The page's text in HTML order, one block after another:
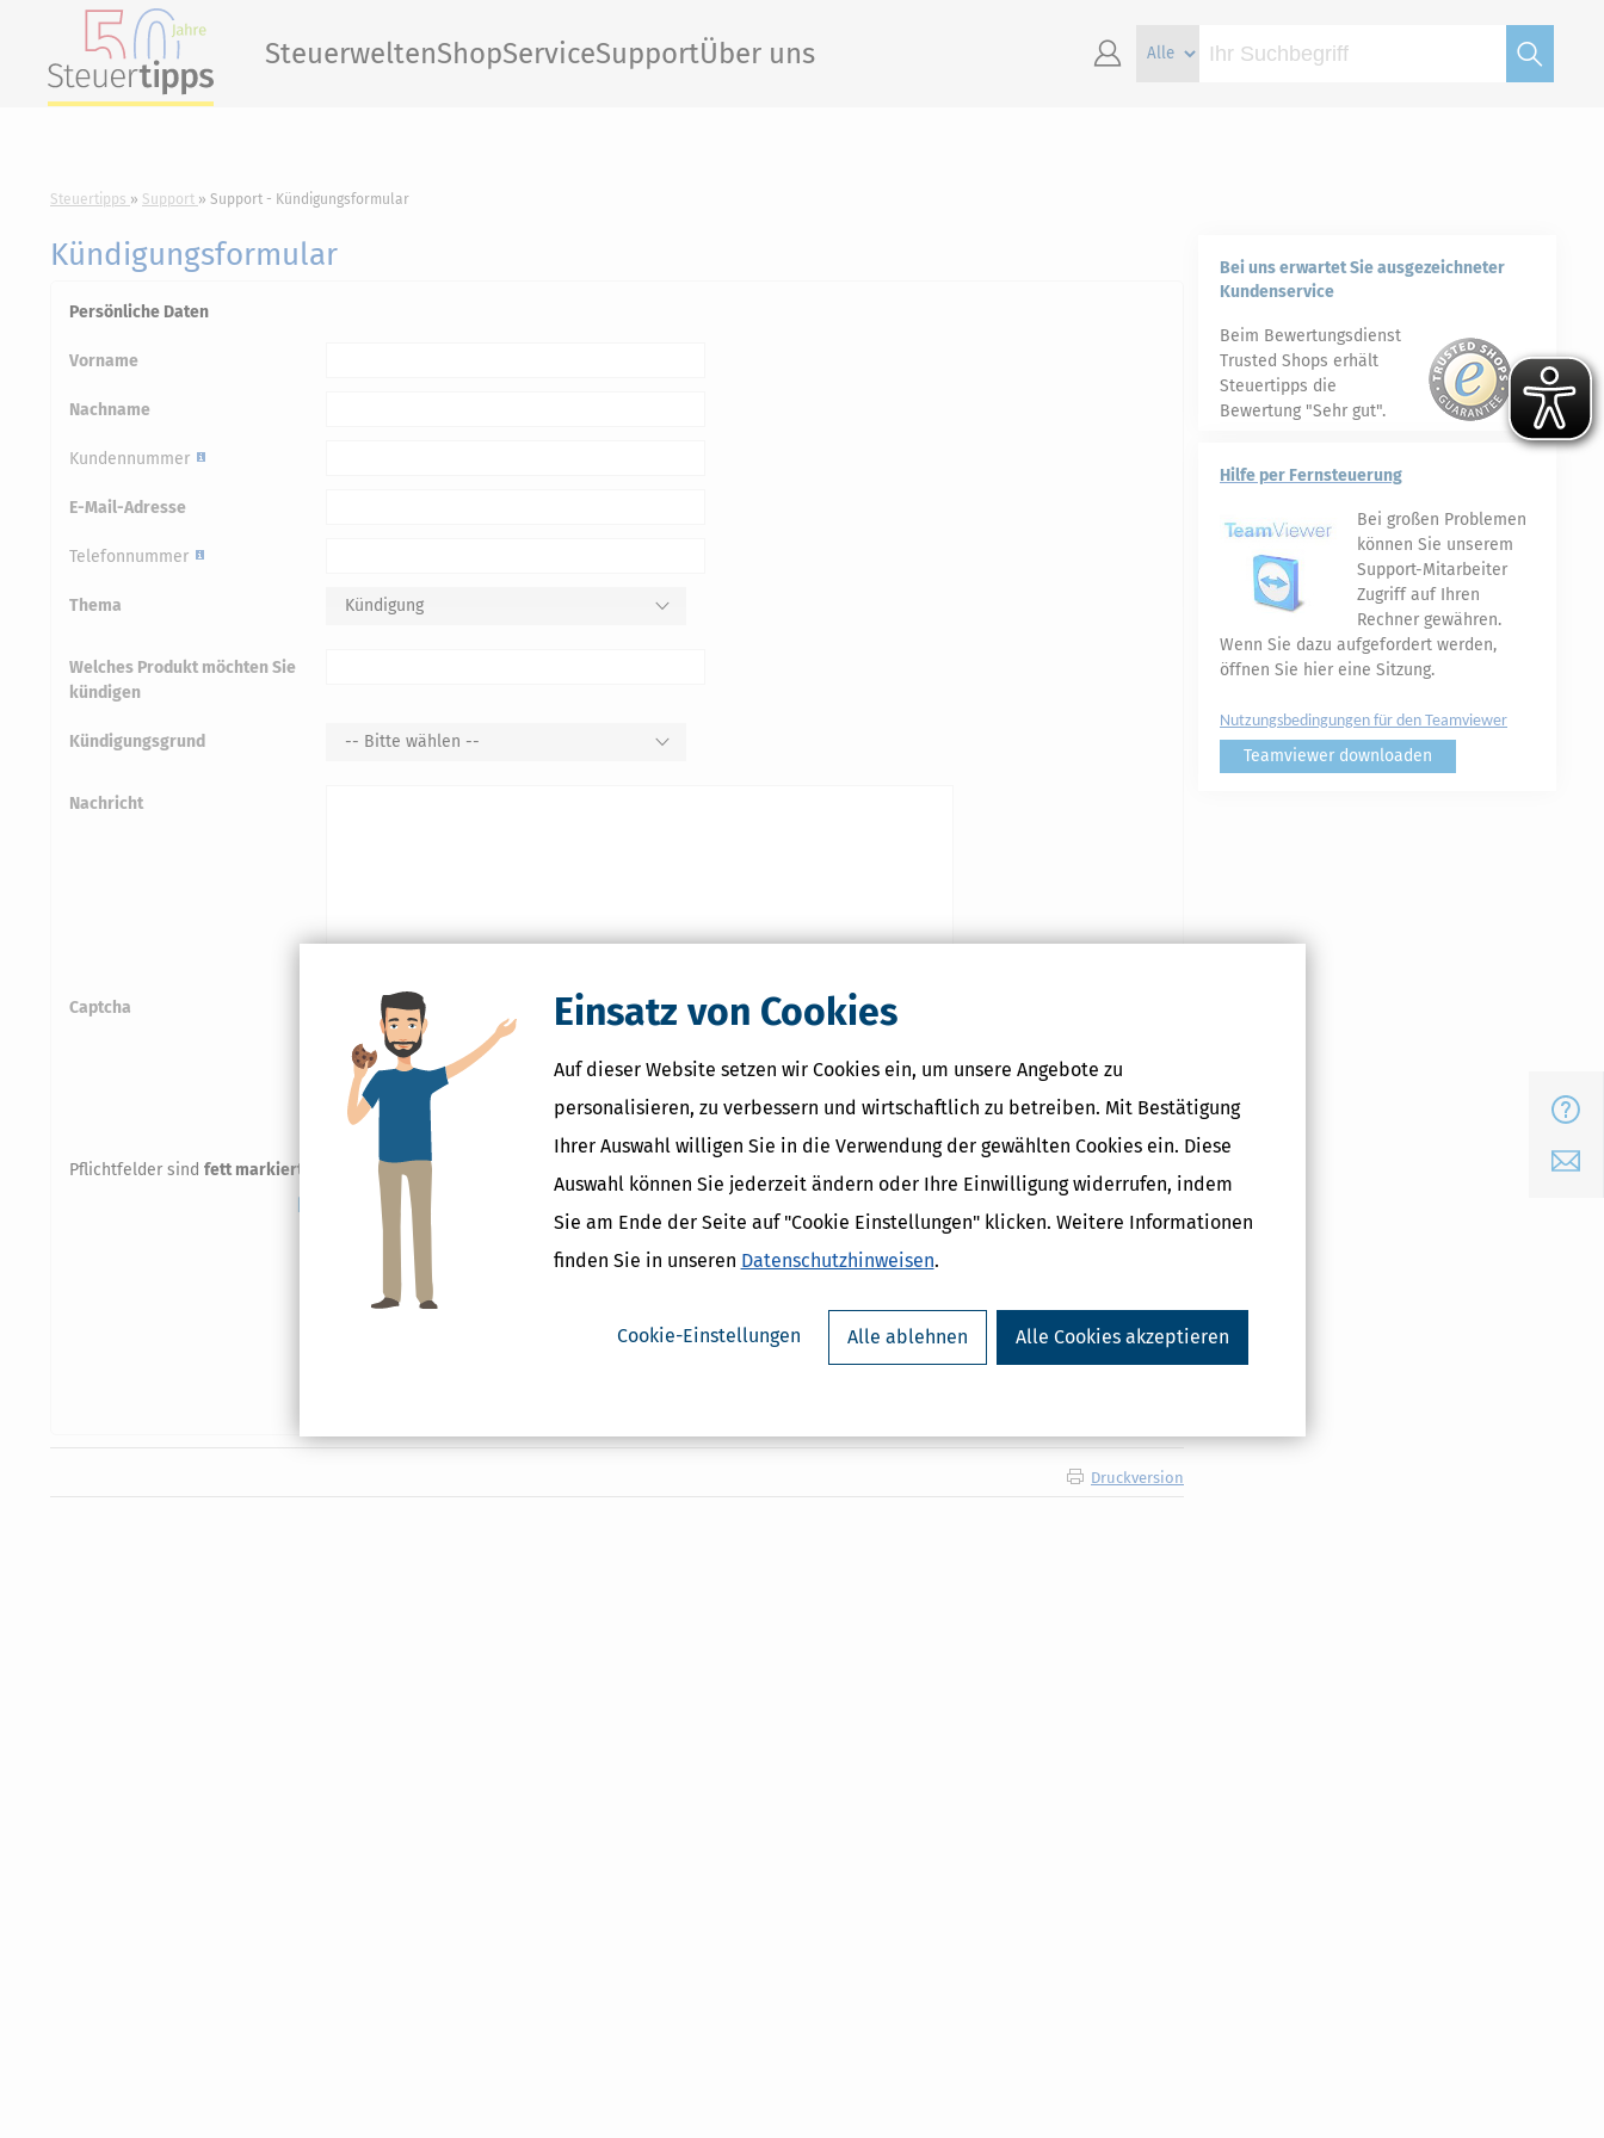
Einsatz von Cookies
Auf dieser Website setzen wir Cookies ein, um unsere Angebote zu
personalisieren, zu verbessern und wirtschaftlich zu betreiben. Mit Bestätigung
Ihrer Auswahl willigen Sie in die Verwendung der gewählten Cookies ein. Diese
Auswahl können Sie jederzeit ändern oder Ihre Einwilligung widerrufen, indem
Sie am Ende der Seite auf "Cookie Einstellungen" klicken. Weitere Informationen
finden Sie in unseren Datenschutzhinweisen.
Cookie-Einstellungen Alle ablehnen Alle Cookies akzeptieren
SteuerweltenShopServiceSupportÜber uns
Steuertipps Support Support - Kündigungsformular
Kündigungsformular
Persönliche Daten
Vorname
Nachname
Kundennummer
E-Mail-Adresse
Telefonnummer
Thema Kündigung
Welches Produkt möchten Sie
kündigen
Kündigungsgrund -- Bitte wählen --
Nachricht
Captcha
Mit dem Captcha von Google versuchen wir Spam-Anfragen zu verhindern. Sofern das System vermutet, dass Angaben von
einem Roboter oder eine Auswahl fehlerhaft ist, werden neue Bilder nachgeladen bzw. weitere Fragen gestellt.
Alternativ können Sie Ihre Kündigung per E-Mail
info@steuertipps.de senden.
Pflichtfelder sind fett markiert
- Diese Felder müssen vor dem Versenden ausgefüllt werden.
Wenn Sie uns per Kündigungsformular Anfragen senden, werden Ihre dort eingegebenen Daten mitsamt Ihren
Kontaktdaten für die Bearbeitung der Anfrage bei uns gespeichert. Diese Daten geben wir nicht ohne Ihre
Einwilligung an Dritte weiter. Mit Bestätigung dieses Hinweises erklären Sie sich damit einverstanden, dass
die von Ihnen eingegebenen Informationen und die weitere Kommunikation per unverschlüsselter E-Mail mit
Ihnen erfolgt. Möchten Sie dies nicht, bitten wir Sie Ihre Anliegen telefonisch mit dem Kundenservice zu
klären und diesen explizit darauf hinzuweisen, dass Sie keine E-Mail Kommunikation wünschen.
Druckversion
Bei uns erwartet Sie ausgezeichneter
Kundenservice
Beim Bewertungsdienst
Trusted Shops erhält
Steuertipps die
Bewertung "Sehr gut".
Hilfe per Fernsteuerung
Bei großen Problemen
können Sie unserem
Support-Mitarbeiter
Zugriff auf Ihren
Rechner gewähren.
Wenn Sie dazu aufgefordert werden,
öffnen Sie hier eine Sitzung.
Nutzungsbedingungen für den Teamviewer
Teamviewer downloaden
FAQ
E-Mail